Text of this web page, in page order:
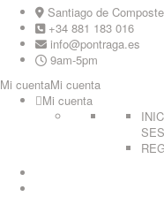
Skip
content
Santiago de
+34 881 183 016
info@pontraga.es
9am-5pm
Mi cuentaMi cuenta
Mi cuenta